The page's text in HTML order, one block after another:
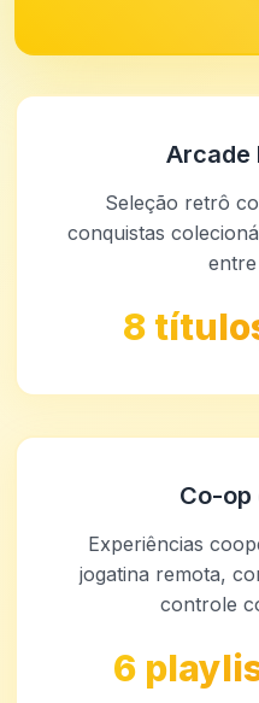
Arcade
Seleção retrô
conquistas
entre
8
Co-op
Experiências
jogatina remota,
controle
6